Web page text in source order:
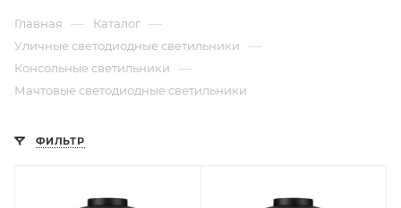
Главная — Каталог —
Уличные светодиодные светильники —
Консольные светильники —
Мачтовые светодиодные светильники
ФИЛЬТР